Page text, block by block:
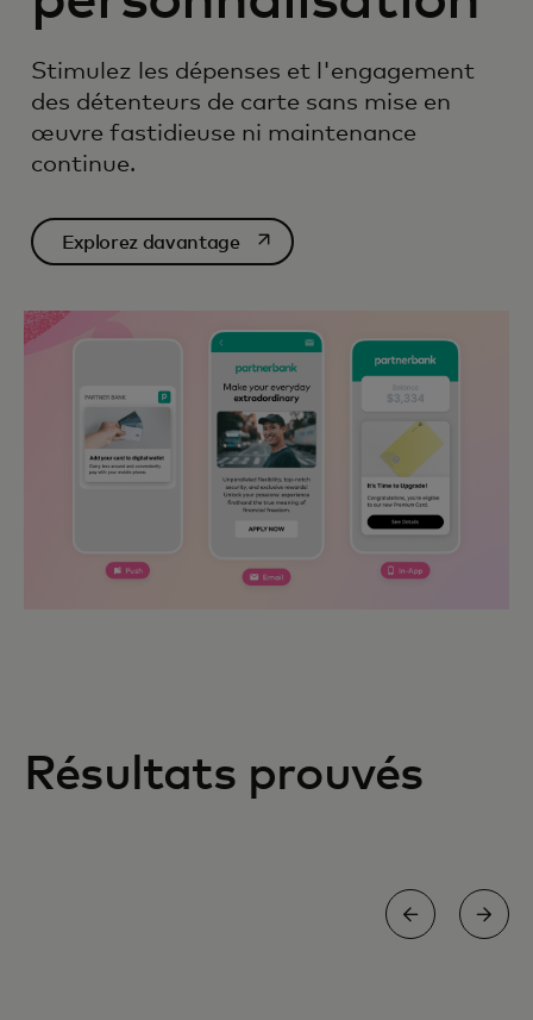
Stimulez les dépenses et l'engagement
des détenteurs de carte sans mise en
œuvre fastidieuse ni maintenance
continue.
Explorez davantages’ouvre dans un nouvel onglet
Résultats prouvés